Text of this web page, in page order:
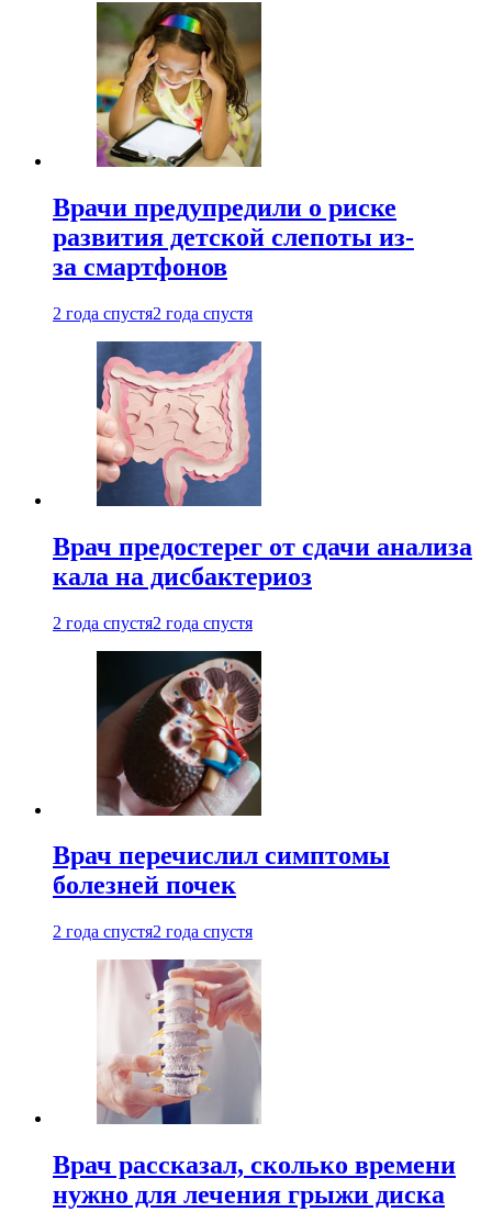
Врачи предупредили о риске
развития детской слепоты из-
за смартфонов
2 года спустя2 года спустя
Врач предостерег от сдачи анализа
кала на дисбактериоз
2 года спустя2 года спустя
Врач перечислил симптомы
болезней почек
2 года спустя2 года спустя
Врач рассказал, сколько времени
нужно для лечения грыжи диска